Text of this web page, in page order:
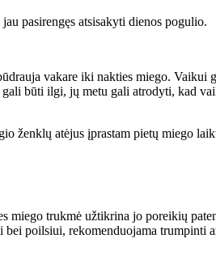
pasirengęs atsisakyti dienos pogulio.
vakare iki nakties miego. Vaikui
būti ilgi, jų metu gali atrodyti, kad
ženklų atėjus įprastam pietų miego
miego trukmė užtikrina jo poreikių
poilsiui, rekomenduojama trumpinti